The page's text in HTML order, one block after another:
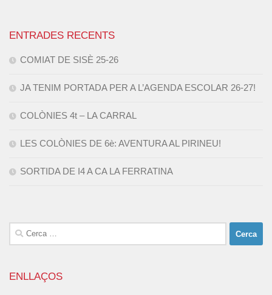
ENTRADES RECENTS
COMIAT DE SISÈ 25-26
JA TENIM PORTADA PER A L’AGENDA ESCOLAR 26-27!
COLÒNIES 4t – LA CARRAL
LES COLÒNIES DE 6è: AVENTURA AL PIRINEU!
SORTIDA DE I4 A CA LA FERRATINA
Cerca:
ENLLAÇOS